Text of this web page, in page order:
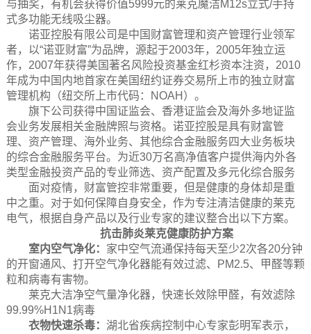
与抽奖，有机会获得价值5999元的莱克魔洁M12s立式/手持
式多功能无线吸尘器。
诺亚控股有限公司是中国财富管理和资产管理行业领军
者，以“诺亚财富”为品牌，源起于2003年，2005年独立运
作，2007年获得美国著名风险投资基金红杉资本注资，2010
年成为中国内地首家在美国纽约证券交易所上市的独立财富
管理机构（纽交所上市代码：NOAH）。
旗下公司获得中国证监会、香港证监会及海外多地证监
会业务发展相关金融牌照与资格。诺亚控股是具有财富管
理、资产管理、海外业务、其他综合金融服务四大业务板块
的综合金融服务平台。为近30万名高净值客户提供海内外各
类型金融投资产品的专业筛选、资产配置及多元化综合服务
面对疫情，财富管控非常重要，但是健康的身体却是重
中之重。对于如何保障自身安全，作为专注清洁健康的莱克
电气，根据自身产品以及行业专家的建议整合出以下方案。
抗击肺炎莱克健康防护方案
室内空气净化： 家中空气流通保持每天至少2次各20分钟
的开窗通风、打开空气净化器能有效过滤、PM2.5、甲醛等颗
粒和病毒有害物。
莱克大洁净空气量净化器，快速长效除甲醛，有效滤除
99.99%H1N1病毒
衣物快速杀毒： 湖北省疾病控制中心专家彭明军表示，